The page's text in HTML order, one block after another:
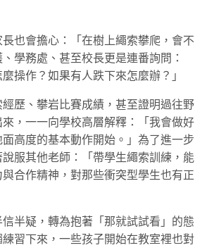
也會擔心：「在樹上繩索攀爬，會不
學務處、甚至校長更是連番詢問：
麼操作？如果有人跌下來怎麼辦？」
經歷、攀岩比賽成績 ，甚至證明過往野
，一一向學校高層解釋：「我會做好
高度的基本動作開始。」為了進一步
服其他老師 ：
「帶學生繩索訓練，能
合作精神，對那些衝突型學生也有正
半疑，轉為抱著「那就試試看」的態
習下來，一些孩子開始在教室裡也對